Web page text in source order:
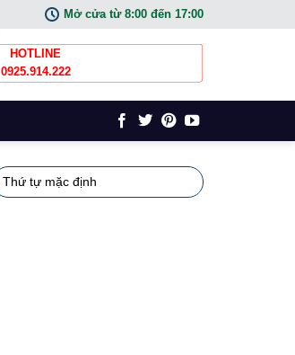
Mở cửa từ 8:00 đến 17:00
HOTLINE
0925.914.222